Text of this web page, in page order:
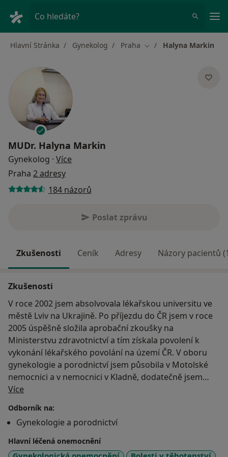
Co hledáte?
Hlavní Stránka Gynekolog Praha Změna města
Halyna Markin
MUDr. Halyna Markin
Gynekolog · Více
Praha 2 adresy
184 názorů
Poslat zprávu
Zkušenosti Ceník Adresy Názory pacientů
Zkušenosti
V roce 2002 jsem absolvovala lékařskou universitu ve
městě Lviv na Ukrajině. Po příjezdu do ČR jsem v roce
2005 úspěšně složila aprobační zkoušky na
Ministerstvu zdravotnictví a tím získala povolení k
vykonání lékařského povolání na území ČR. V oboru
gynekologie a porodnictví jsem působila v Motolské
nemocnici a v nemocnici v Kladně, dodatečně jsem
pracovala v gynekologické ambulanci RHG spol. s. r. o.
v Kralupech nad Vltavou a také v Gynoport s.r.o. v
Kladně. V r. 2010 a 2011 jsem absolvovala odbornou
stáž v dětské gynekologii pod vedením Prof. MUDr.
Jana Hořejšího, DrSc. v Motole a poté působila také
jako dětský gynekolog v Kladenské nemocnici. V r. 2012
Více
Odborník na:
Gynekologie a porodnictví
Hlavní léčená onemocnění